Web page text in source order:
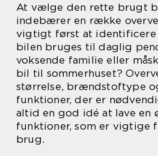
At vælge den rette brugt
indebærer en række
vigtigt først at identificere
bilen bruges til daglig
voksende familie eller
bil til sommerhuset?
størrelse, brændstoftype
funktioner, der er
altid en god idé at lave en
funktioner, som er vigtige
brug.